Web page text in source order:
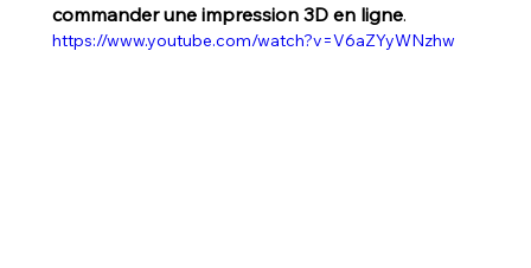
commander une impression 3D en ligne.
https://www.youtube.com/watch?v=V6aZYyWNzhw